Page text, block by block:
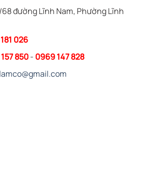
68 đường Lĩnh Nam, Phường Lĩnh
026
850- 0969 147 828